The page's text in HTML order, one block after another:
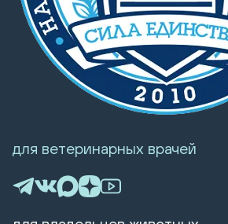
для ветеринарных врачей